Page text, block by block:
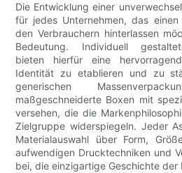
Die Entwicklung einer
für jedes Unternehmen, das
den Verbrauchern hinterlassen
Bedeutung. Individuell
bieten hierfür eine
Identität zu etablieren und zu
generischen
maßgeschneiderte Boxen mit
versehen, die die
Zielgruppe widerspiegeln. Jeder
Materialauswahl über Form,
aufwendigen Drucktechniken und
bei, die einzigartige Geschichte der